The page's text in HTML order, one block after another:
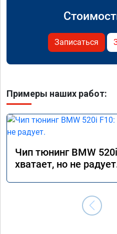
Записаться
Примеры наших работ:
Чип тюнинг BMW
хватает, но не